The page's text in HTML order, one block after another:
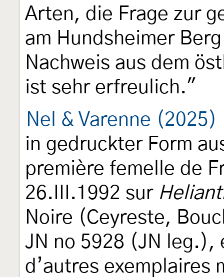
Arten, die Frage zur
am Hundsheimer
Nachweis aus dem
ist sehr erfreulich."
Nel & Varenne (2025)
in gedruckter Form
première femelle de
26.III.1992 sur
Noire (Ceyreste,
JN no 5928 (JN leg.),
d’autres exemplaires